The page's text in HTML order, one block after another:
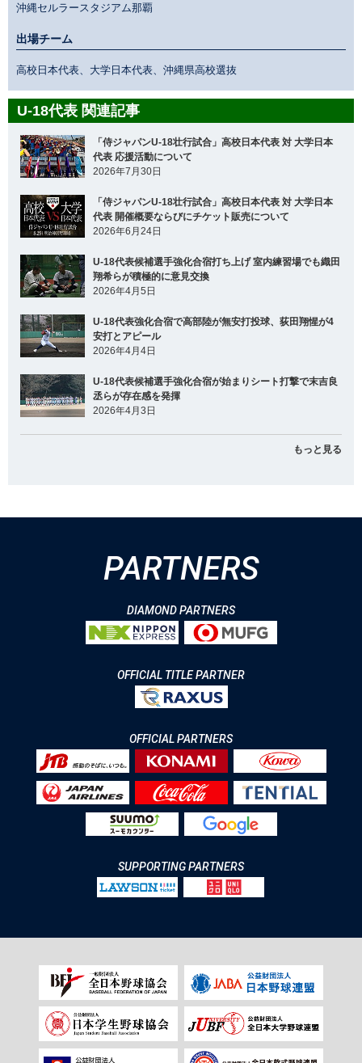
沖縄セルラースタジアム那覇
出場チーム
高校日本代表、大学日本代表、沖縄県高校選抜
U-18代表 関連記事
「侍ジャパンU-18壮行試合」高校日本代表 対 大学日本
代表 応援活動について
2026年7月30日
「侍ジャパンU-18壮行試合」高校日本代表 対 大学日本
代表 開催概要ならびにチケット販売について
2026年6月24日
U-18代表候補選手強化合宿打ち上げ 室内練習場でも織田
翔希らが積極的に意見交換
2026年4月5日
U-18代表強化合宿で高部陸が無安打投球、荻田翔惺が4
安打とアピール
2026年4月4日
U-18代表候補選手強化合宿が始まりシート打撃で末吉良
丞らが存在感を発揮
2026年4月3日
もっと見る
PARTNERS
DIAMOND PARTNERS
OFFICIAL TITLE PARTNER
OFFICIAL PARTNERS
SUPPORTING PARTNERS